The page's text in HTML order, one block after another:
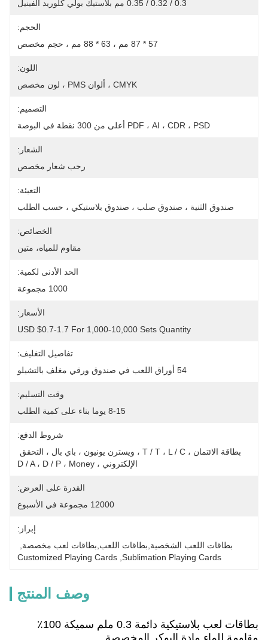
0.3 / 0.32 / 0.35 مم بلاستيك بولي كلوريد الفينيل
الحجم:
57 * 87 مم ، 63 * 88 مم ، حجم مخصص
اللون:
CMYK ، ألوان PMS ، لون مخصص
التصميم:
PDF ، AI ، CDR ، PSD أعلى من 300 نقطة في البوصة
الشعار:
رحب شعار مخصص
التعبئة:
صندوق الثنية ، صندوق صلب ، صندوق بلاستيكي ، حسب الطلب
الخصائص:
مقاوم للمياه، متين
الحد الأدنى لكمية:
1000 مجموعة
الأسعار:
USD $0.7-1.7 For 1,000-10,000 Sets Quantity
تفاصيل التغليف:
54 أوراق اللعب في صندوق ورقي مغلف بالتشيلو
وقت التسليم:
8-15 يوما بناء على كمية الطلب
شروط الدفع:
الإلكتروني ، D / A ، D / P ، Money
القدرة على العرض:
12000 مجموعة في الأسبوع
إبراز:
بطاقات اللعب الشخصية,بطاقات اللعب,بطاقات لعب مخصصة
Sublimation Playing Cards
Customized Playing Cards
وصف المنتج
بطاقات لعب بلاستيكية دائمة 0.3 ملم سميكة 100٪
مقاومة للماء مادة البوكر المخصصة